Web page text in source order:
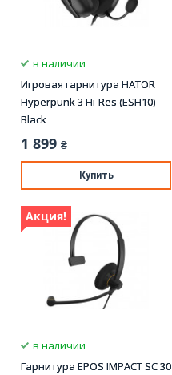
в наличии
Игровая гарнитура HATOR
Hyperpunk 3 Hi-Res (ESH10)
Black
1 899 ₴
Купить
Акция!
в наличии
Гарнитура EPOS IMPACT SC 30